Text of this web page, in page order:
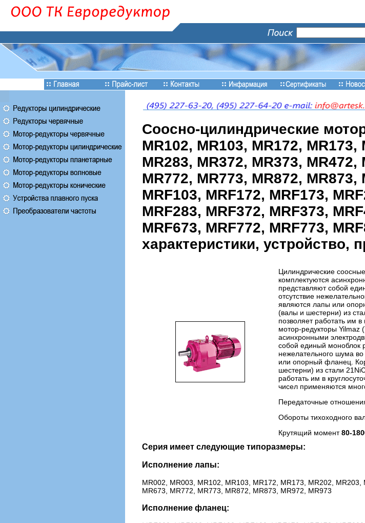
Соосно-цилиндрические
MR102, MR103, MR172,
MR283, MR372, MR373,
MR772, MR773, MR872,
MRF103, MRF172, MRF173,
MRF283, MRF372, MRF373,
MRF673, MRF772, MRF773,
характеристики, устройство,
Цилиндрические
комплектуются
представляют собой
отсутствие
являются лапы или
(валы и шестерни) из
позволяет работать им
мотор-редукторы Yilmaz
асинхронными
собой единый моноблок
нежелательного шума
или опорный фланец.
шестерни) из стали
работать им в
чисел применяются
Передаточные
Обороты тихоходного
Крутящий момент80-
Серия имеет следующие типоразмеры:
Исполнение лапы:
MR002, MR003, MR102, MR103, MR172, MR173, MR202,
MR673, MR772, MR773, MR872, MR873, MR972, MR973
Исполнение фланец: